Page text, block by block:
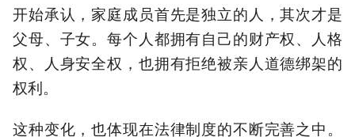
开始承认，家庭成员首先是独立的人，其次才是
父母、子女。每个人都拥有自己的财产权、人格
权、人身安全权，也拥有拒绝被亲人道德绑架的
权利。
这种变化，也体现在法律制度的不断完善之中。